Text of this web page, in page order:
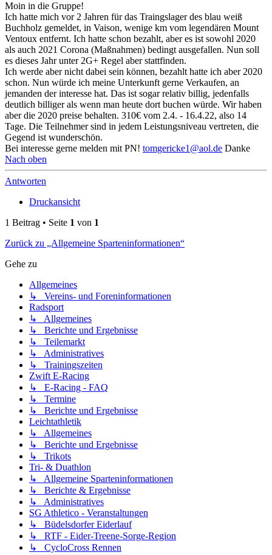
Moin in die Gruppe!
Ich hatte mich vor 2 Jahren für das Traingslager des blau weiß
Buchholz gemeldet, in Vaison, wenige km vom legendären Mount
Ventoux entfernt. Ich hatte schon bezahlt, aber es ist sowohl 2020
als auch 2021 Corona (Maßnahmen) bedingt ausgefallen. Nun soll
es dieses Jahr unter 2G+ Regel aber stattfinden.
Ich werde aber nicht dabei sein können, bezahlt hatte ich aber 2020
schon. Nun würde ich meine Unterkunft gerne Verkaufen, an
jemanden der interesse hat. Das ist sogar relativ billig, jedenfalls
deutlich billiger als wenn man heute dort buchen würde. Wir haben
aber die 2020 preise behalten. 310€ vom 2.4. - 16.4.22, also 14
Tage. Die Teilnehmer sind in jedem Leistungsniveau vertreten, die
Gegend ist wunderschön.
Bei interesse gerne melden mit PN! tomgericke1@aol.de Danke
Nach oben
Antworten
Druckansicht
1 Beitrag • Seite 1 von 1
Zurück zu „Allgemeine Sparteninformationen“
Gehe zu
Allgemeines
↳ Vereins- und Foreninformationen
Radsport
↳ Allgemeines
↳ Berichte und Ergebnisse
↳ Teilemarkt
↳ Administratives
↳ Trainingszeiten
Zwift E-Racing
↳ E-Racing - FAQ
↳ Termine
↳ Berichte und Ergebnisse
Leichtathletik
↳ Allgemeines
↳ Berichte und Ergebnisse
↳ Trikots
Tri- & Duathlon
↳ Allgemeine Sparteninformationen
↳ Berichte & Ergebnisse
↳ Administratives
SG Athletico - Veranstaltungen
↳ Büdelsdorfer Eiderlauf
↳ RTF - Eider-Treene-Sorge-Region
↳ CycloCross Rennen